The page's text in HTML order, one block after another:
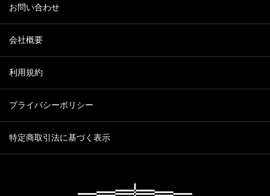
お問い合わせ
会社概要
利用規約
プライバシーポリシー
特定商取引法に基づく表示